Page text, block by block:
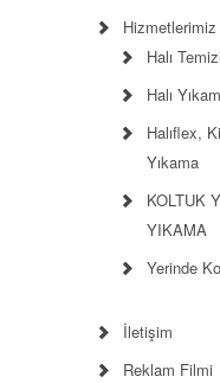
Hizmetlerimiz
Halı
Halı
Halıflex,
Yıkama
KOLTUK
YIKAMA
Yerinde
İletişim
Reklam Filmi